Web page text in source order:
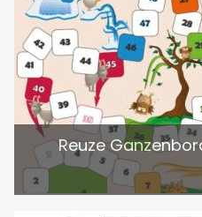
Reuze